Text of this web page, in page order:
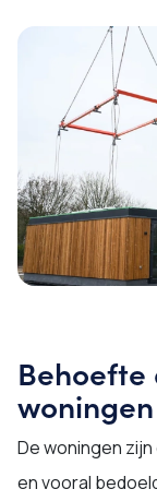
Behoefte
woningen
De woningen
en vooral